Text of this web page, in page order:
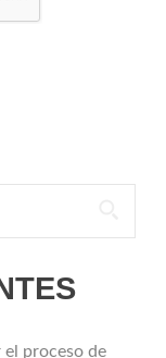
el proceso de